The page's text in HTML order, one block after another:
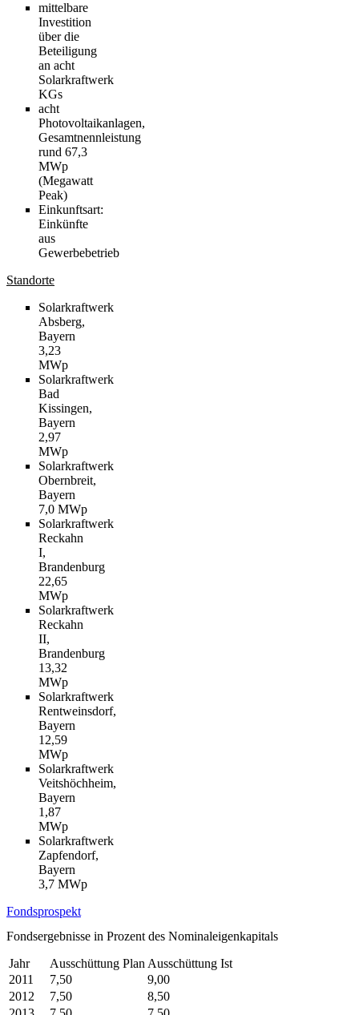
mittelbare
Investition
über die
Beteiligung
an acht
Solarkraftwerk
KGs
acht
Photovoltaikanlagen,
Gesamtnennleistung
rund 67,3
MWp
(Megawatt
Peak)
Einkunftsart:
Einkünfte
aus
Gewerbebetrieb
Standorte
Solarkraftwerk
Absberg,
Bayern
3,23
MWp
Solarkraftwerk
Bad
Kissingen,
Bayern
2,97
MWp
Solarkraftwerk
Obernbreit,
Bayern
7,0 MWp
Solarkraftwerk
Reckahn
I,
Brandenburg
22,65
MWp
Solarkraftwerk
Reckahn
II,
Brandenburg
13,32
MWp
Solarkraftwerk
Rentweinsdorf,
Bayern
12,59
MWp
Solarkraftwerk
Veitshöchheim,
Bayern
1,87
MWp
Solarkraftwerk
Zapfendorf,
Bayern
3,7 MWp
Fondsprospekt
Fondsergebnisse in Prozent des Nominaleigenkapitals
Jahr
Ausschüttung Plan Ausschüttung Ist
2011
7,50
9,00
2012
7,50
8,50